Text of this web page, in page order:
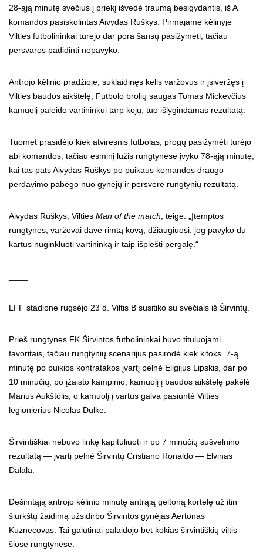
28-ąją minutę svečius į priekį išvedė traumą besigydantis, iš A
komandos pasiskolintas Aivydas Ruškys. Pirmajame kėlinyje
Vilties futbolininkai turėjo dar pora šansų pasižymėti, tačiau
persvaros padidinti nepavyko.
Antrojo kėlinio pradžioje, suklaidinęs kelis varžovus ir įsiveržęs į
Vilties baudos aikštelę, Futbolo brolių saugas Tomas Mickevčius
kamuolį paleido vartininkui tarp kojų, tuo išlygindamas rezultatą.
Tuomet prasidėjo kiek atviresnis futbolas, progų pasižymėti turėjo
abi komandos, tačiau esminį lūžis rungtynėse įvyko 78-ąją minutę,
kai tas pats Aivydas Ruškys po puikaus komandos draugo
perdavimo pabėgo nuo gynėjų ir persverė rungtynių rezultatą.
Aivydas Ruškys, Vilties Man of the match , teigė: „Įtemptos
rungtynės, varžovai davė rimtą kovą, džiaugiuosi, jog pavyko du
kartus nuginkluoti vartininką ir taip išplėšti pergalę.“
LFF stadione rugsėjo 23 d. Viltis B susitiko su svečiais iš Širvintų.
Prieš rungtynes FK Širvintos futbolininkai buvo tituluojami
favoritais, tačiau rungtynių scenarijus pasirodė kiek kitoks. 7-ą
minutę po puikios kontratakos įvartį pelnė Eligijus Lipskis, dar po
10 minučių, po įžaisto kampinio, kamuolį į baudos aikštelę pakėlė
Marius Aukštolis, o kamuolį į vartus galva pasiuntė Vilties
legionierius Nicolas Dulke.
Širvintiškiai nebuvo linkę kapituliuoti ir po 7 minučių sušvelnino
rezultatą — įvartį pelnė Širvintų Cristiano Ronaldo — Elvinas
Dalala.
Dešimtąją antrojo kėlinio minutę antrąją geltoną kortelę už itin
šiurkštų žaidimą užsidirbo Širvintos gynėjas Aertonas
Kuznecovas. Tai galutinai palaidojo bet kokias širvintiškių viltis
šiose rungtynėse.